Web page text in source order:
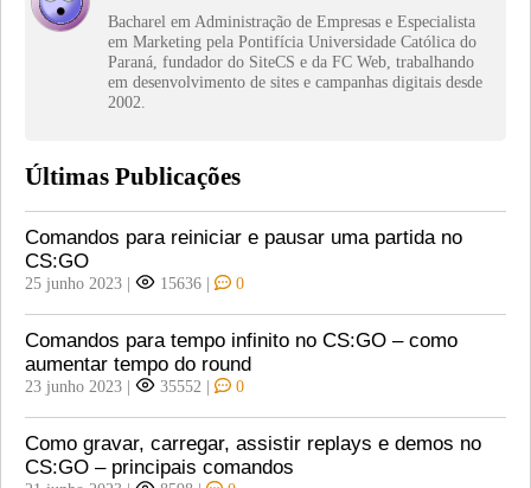
Bacharel em Administração de Empresas e Especialista
em Marketing pela Pontifícia Universidade Católica do
Paraná, fundador do SiteCS e da FC Web, trabalhando
em desenvolvimento de sites e campanhas digitais desde
2002.
Últimas Publicações
Comandos para reiniciar e pausar uma partida no
CS:GO
25 junho 2023 | 15636 | 0
Comandos para tempo infinito no CS:GO – como
aumentar tempo do round
23 junho 2023 | 35552 | 0
Como gravar, carregar, assistir replays e demos no
CS:GO – principais comandos